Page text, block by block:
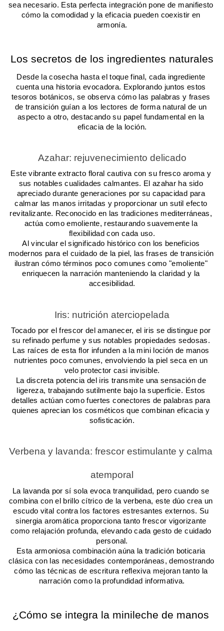
sea necesario. Esta perfecta integración pone de manifiesto
cómo la comodidad y la eficacia pueden coexistir en
armonía.
Los secretos de los ingredientes naturales
Desde la cosecha hasta el toque final, cada ingrediente
cuenta una historia evocadora. Explorando juntos estos
tesoros botánicos, se observa cómo las palabras y frases
de transición guían a los lectores de forma natural de un
aspecto a otro, destacando su papel fundamental en la
eficacia de la loción.
Azahar: rejuvenecimiento delicado
Este vibrante extracto floral cautiva con su fresco aroma y
sus notables cualidades calmantes. El azahar ha sido
apreciado durante generaciones por su capacidad para
calmar las manos irritadas y proporcionar un sutil efecto
revitalizante. Reconocido en las tradiciones mediterráneas,
actúa como emoliente, restaurando suavemente la
flexibilidad con cada uso.
Al vincular el significado histórico con los beneficios
modernos para el cuidado de la piel, las frases de transición
ilustran cómo términos poco comunes como "emoliente"
enriquecen la narración manteniendo la claridad y la
accesibilidad.
Iris: nutrición aterciopelada
Tocado por el frescor del amanecer, el iris se distingue por
su refinado perfume y sus notables propiedades sedosas.
Las raíces de esta flor infunden a la mini loción de manos
nutrientes poco comunes, envolviendo la piel seca en un
velo protector casi invisible.
La discreta potencia del iris transmite una sensación de
ligereza, trabajando sutilmente bajo la superficie. Estos
detalles actúan como fuertes conectores de palabras para
quienes aprecian los cosméticos que combinan eficacia y
sofisticación.
Verbena y lavanda: frescor estimulante y calma
atemporal
La lavanda por sí sola evoca tranquilidad, pero cuando se
combina con el brillo cítrico de la verbena, este dúo crea un
escudo vital contra los factores estresantes externos. Su
sinergia aromática proporciona tanto frescor vigorizante
como relajación profunda, elevando cada gesto de cuidado
personal.
Esta armoniosa combinación aúna la tradición boticaria
clásica con las necesidades contemporáneas, demostrando
cómo las técnicas de escritura reflexiva mejoran tanto la
narración como la profundidad informativa.
¿Cómo se integra la minileche de manos